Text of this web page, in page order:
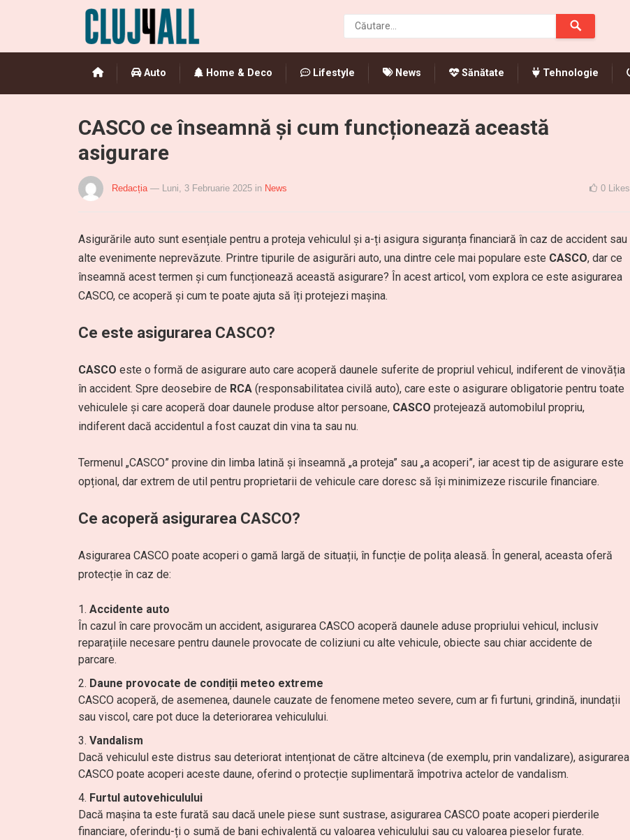
Auto Home & Deco Lifestyle News Sănătate Tehnologie
CASCO ce înseamnă și cum funcționează această
asigurare
Redacția — Luni, 3 Februarie 2025 in News 0 Likes
Asigurările auto sunt esențiale pentru a proteja vehiculul și a-ți asigura siguranța financiară în caz de accident sau
alte evenimente neprevăzute. Printre tipurile de asigurări auto, una dintre cele mai populare este CASCO, dar ce
înseamnă acest termen și cum funcționează această asigurare? În acest articol, vom explora ce este asigurarea
CASCO, ce acoperă și cum te poate ajuta să îți protejezi mașina.
Ce este asigurarea CASCO?
CASCO este o formă de asigurare auto care acoperă daunele suferite de propriul vehicul, indiferent de vinovăția
în accident. Spre deosebire de RCA (responsabilitatea civilă auto), care este o asigurare obligatorie pentru toate
vehiculele și care acoperă doar daunele produse altor persoane, CASCO protejează automobilul propriu,
indiferent dacă accidentul a fost cauzat din vina ta sau nu.
Termenul „CASCO” provine din limba latină și înseamnă „a proteja” sau „a acoperi”, iar acest tip de asigurare este
opțional, dar extrem de util pentru proprietarii de vehicule care doresc să își minimizeze riscurile financiare.
Ce acoperă asigurarea CASCO?
Asigurarea CASCO poate acoperi o gamă largă de situații, în funcție de polița aleasă. În general, aceasta oferă
protecție în caz de:
Accidente auto
În cazul în care provocăm un accident, asigurarea CASCO acoperă daunele aduse propriului vehicul, inclusiv
reparațiile necesare pentru daunele provocate de coliziuni cu alte vehicule, obiecte sau chiar accidente de
parcare.
Daune provocate de condiții meteo extreme
CASCO acoperă, de asemenea, daunele cauzate de fenomene meteo severe, cum ar fi furtuni, grindină, inundații
sau viscol, care pot duce la deteriorarea vehiculului.
Vandalism
Dacă vehiculul este distrus sau deteriorat intenționat de către altcineva (de exemplu, prin vandalizare), asigurarea
CASCO poate acoperi aceste daune, oferind o protecție suplimentară împotriva actelor de vandalism.
Furtul autovehiculului
Dacă mașina ta este furată sau dacă unele piese sunt sustrase, asigurarea CASCO poate acoperi pierderile
financiare, oferindu-ți o sumă de bani echivalentă cu valoarea vehiculului sau cu valoarea pieselor furate.